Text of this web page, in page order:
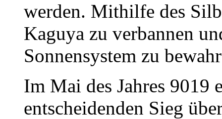
werden. Mithilfe des
Kaguya zu verbannen
Sonnensystem zu
Im Mai des Jahres 9019
entscheidenden Sieg